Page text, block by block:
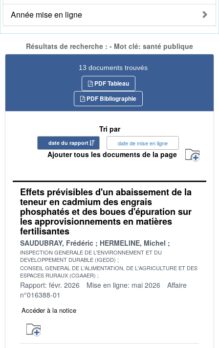
Année mise en ligne
Résultats de recherche : - Mot clé: santé publique
13 documents trouvés
PDF Tableau
PDF Bibliographie
Tri par
date du rapport date de mise en ligne
Ajouter tous les documents de la page
Effets prévisibles d'un abaissement de la
teneur en cadmium des engrais
phosphatés et des boues d'épuration sur
les approvisionnements en matières
fertilisantes
SAUDUBRAY, Frédéric HERMELINE, Michel
INSPECTION GENERALE DE L'ENVIRONNEMENT ET DU
DEVELOPPEMENT DURABLE (IGEDD)
CONSEIL GENERAL DE L'ALIMENTATION, DE L'AGRICULTURE ET DES
ESPACES RURAUX (CGAAER)
Rapport: févr. 2026 Mise en ligne: mai 2026
Affaire
n°016388-01
Accéder à la notice